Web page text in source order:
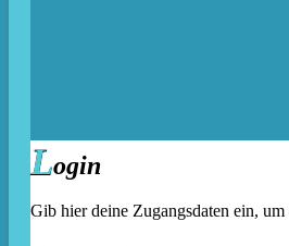
Login
Gib hier deine Zugangsdaten ein,